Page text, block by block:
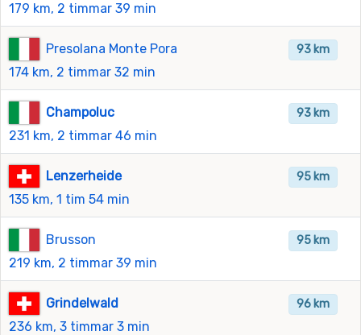
179 km, 2 timmar 39 min
Presolana Monte Pora
174 km, 2 timmar 32 min
93 km
Champoluc
231 km, 2 timmar 46 min
93 km
Lenzerheide
135 km, 1 tim 54 min
95 km
Brusson
219 km, 2 timmar 39 min
95 km
Grindelwald
236 km, 3 timmar 3 min
96 km